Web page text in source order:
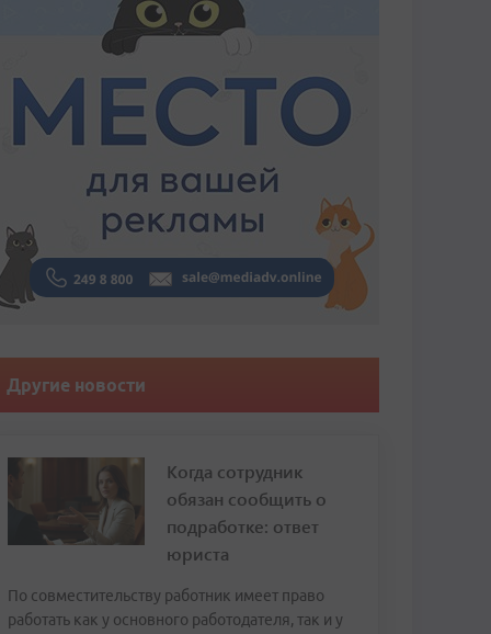
Другие новости
Когда сотрудник
обязан сообщить о
подработке: ответ
юриста
По совместительству работник имеет право
работать как у основного работодателя, так и у